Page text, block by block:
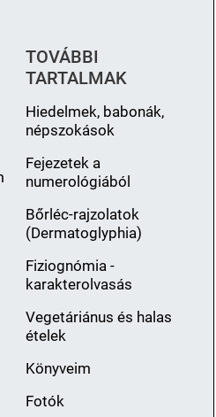
TOVÁBBI
TARTALMAK
Hiedelmek, babonák,
népszokások
Fejezetek a
numerológiából
Bőrléc-rajzolatok
(Dermatoglyphia)
Fiziognómia -
karakterolvasás
Vegetáriánus és halas
ételek
Könyveim
Fotók